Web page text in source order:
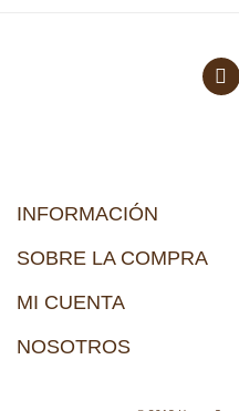
INFORMACIÓN
SOBRE LA COMPRA
MI CUENTA
NOSOTROS